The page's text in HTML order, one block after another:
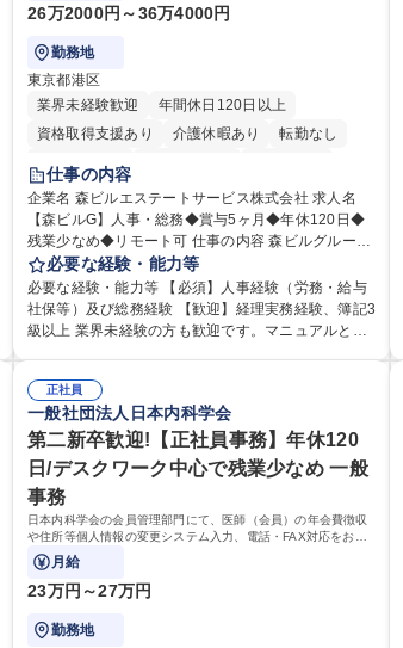
26万2000円～36万4000円
勤務地
東京都港区
業界未経験歓迎
年間休日120日以上
資格取得支援あり
介護休暇あり
転勤なし
未経験者歓迎
退職金あり
在宅OK 賞与あり
育休あり
完全週休2日制
交通費支給
長期歓迎
駅近5分以内
土日祝休み
仕事の内容
企業名 森ビルエステートサービス株式会社 求人名
【森ビルG】人事・総務◆賞与5ヶ月◆年休120日◆
残業少なめ◆リモート可 仕事の内容 森ビルグループ
の安定した環境で、バックオフィスから会社を支え
る人事・総務をお任せします。 労務と総務の業務を
バランスよく担当し、ゆくゆくは制度改定などのコ
ア業務にも挑戦できる、やりがいある環境です。 ■勤
制度改定などのコア業務 ■社内イベントの企画運営や
その他総務業務全般 ※労務と総務を1：1の割合でお
任せ。 入社後は部内のOJTを中心に、あなたの経験
に合わせて不足している部分はいつでも質問・相談
できる環境が整っているため、安心して成長できま
す。 募集職種 【森ビルG】人事・総務◆賞与5ヶ月
◆年休120日◆残業少なめ◆リモート可
必要な経験・能力等
必要な経験・能力等 【必須】人事経験（労務・給与
社保等）及び総務経験 【歓迎】経理実務経験、簿記3
級以上 業界未経験の方も歓迎です。マニュアルと部
労務から総務まで幅広く携われます。定型業務に留
まらず、社内規定や人事制度の改定など会社のコア
業務に挑戦できるため、自身の成長と組織への貢献
度をダイレクトに実感できます。 残業少なめ、週1日
リモート可など、ワークライフバランスを保ち長期
活躍できる環境です。 「これまでの幅広い経験を活
かし、長期的なキャリアを築きたい」という前向き
な意欲と挑戦を全力で応援します。 学歴・資格 学
歴：大学院 大学 高専 短大 専修学校 高校 語学力： 資
格：日商簿記検定1級 日商簿記検定2級 日商簿記検定
正社員
一般社団法人日本内科学会
第二新卒歓迎!【正社員事務】年休120
日/デスクワーク中心で残業少なめ 一般
事務
日本内科学会の会員管理部門にて、医師（会員）の年会費徴収
や住所等個人情報の変更システム入力、電話・FAX対応をお任
せします。将来的には、各種委員会の運営事務局業務などにも
幅広く携わっていただきます。
月給
23万円～27万円
勤務地